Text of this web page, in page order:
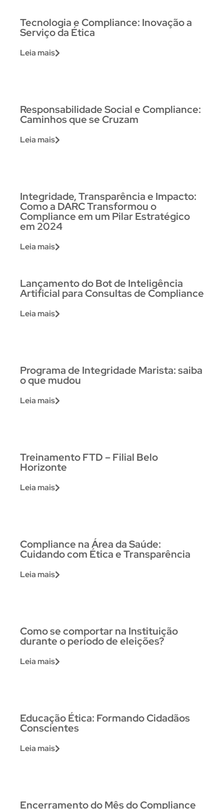
Tecnologia e Compliance: Inovação a
Serviço da Ética
Leia mais
Responsabilidade Social e Compliance:
Caminhos que se Cruzam
Leia mais
Integridade, Transparência e Impacto:
Como a DARC Transformou o
Compliance em um Pilar Estratégico
em 2024
Leia mais
Lançamento do Bot de Inteligência
Artificial para Consultas de Compliance
Leia mais
Programa de Integridade Marista: saiba
o que mudou
Leia mais
Treinamento FTD – Filial Belo
Horizonte
Leia mais
Compliance na Área da Saúde:
Cuidando com Ética e Transparência
Leia mais
Como se comportar na Instituição
durante o período de eleições?
Leia mais
Educação Ética: Formando Cidadãos
Conscientes
Leia mais
Encerramento do Mês do Compliance